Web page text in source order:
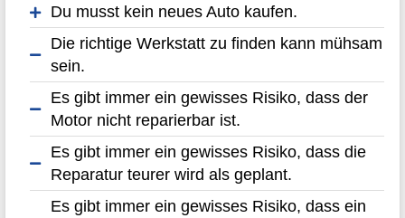
Du musst kein neues Auto kaufen.
Die richtige Werkstatt zu finden kann mühsam
sein.
Es gibt immer ein gewisses Risiko, dass der
Motor nicht reparierbar ist.
Es gibt immer ein gewisses Risiko, dass die
Reparatur teurer wird als geplant.
Es gibt immer ein gewisses Risiko, dass ein